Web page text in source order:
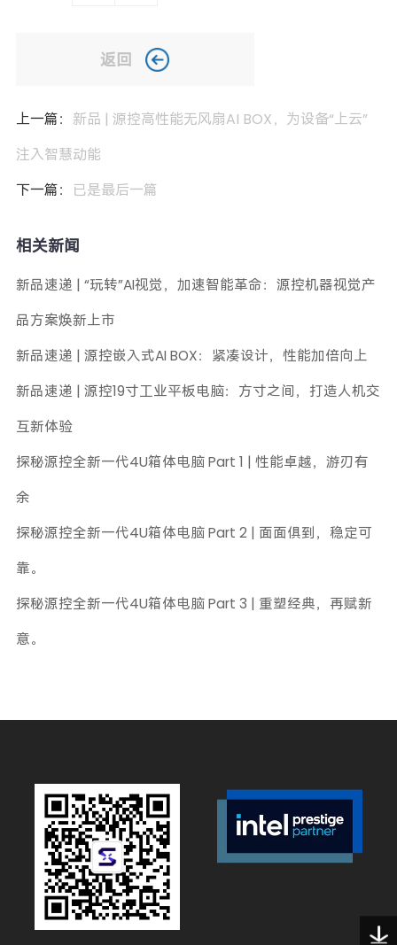
返回
上一篇： 新品 | 源控高性能无风扇AI BOX，为设备“上云”
注入智慧动能
下一篇： 已是最后一篇
相关新闻
新品速递 | “玩转”AI视觉，加速智能革命：源控机器视觉产
品方案焕新上市
新品速递 | 源控嵌入式AI BOX：紧凑设计，性能加倍向上
新品速递 | 源控19寸工业平板电脑：方寸之间，打造人机交
互新体验
探秘源控全新一代4U箱体电脑 Part 1 | 性能卓越，游刃有
余
探秘源控全新一代4U箱体电脑 Part 2 | 面面俱到，稳定可
靠。
探秘源控全新一代4U箱体电脑 Part 3 | 重塑经典，再赋新
意。